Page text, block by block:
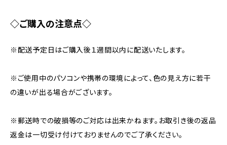
◇ご購入の注意点◇
※配送予定日はご購入後１週間以内に配送いたします。
※ご使用中のパソコンや携帯の環境によって、色の見え方に若干
の違いが出る場合がございます。
※郵送時での破損等のご対応は出来かねます。お取引き後の返品
返金は一切受け付けておりませんのでご了承ください。